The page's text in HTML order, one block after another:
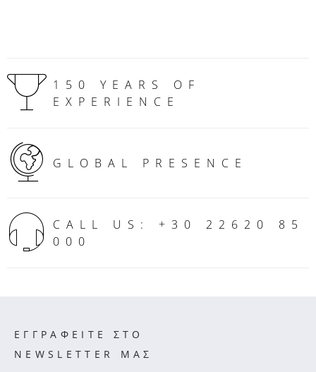
150 YEARS OF
EXPERIENCE
GLOBAL PRESENCE
CALL US: +30 22620 85
000
ΕΓΓΡΑΦΕΙΤΕ ΣΤΟ
NEWSLETTER ΜΑΣ